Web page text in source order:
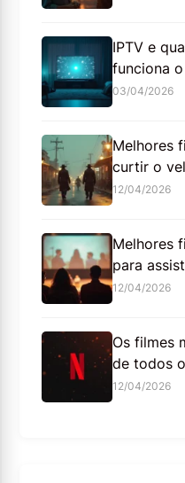
IPTV e
funciona
03/04/2026
Melhores
curtir o
12/04/2026
Melhores
para
12/04/2026
Os filmes
de todos
12/04/2026